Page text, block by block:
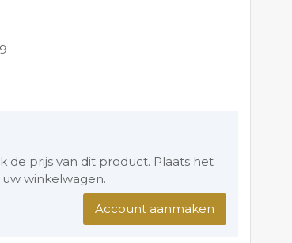
de prijs van dit product. Plaats het
winkelwagen.
Account aanmaken